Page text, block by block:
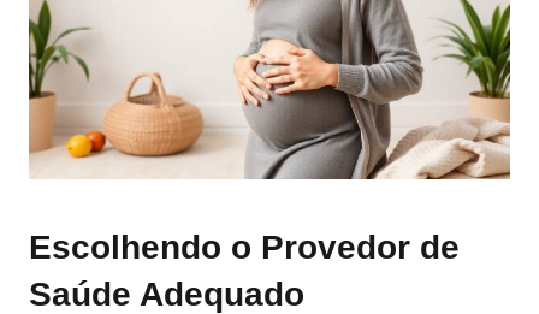
Escolhendo o Provedor de
Saúde Adequado